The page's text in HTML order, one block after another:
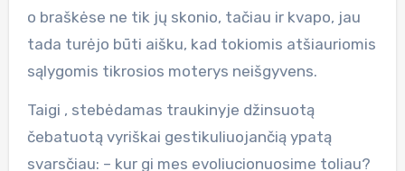
o braškėse ne tik jų skonio, tačiau ir kvapo, jau
tada turėjo būti aišku, kad tokiomis atšiauriomis
sąlygomis tikrosios moterys neišgyvens.
Taigi , stebėdamas traukinyje džinsuotą
čebatuotą vyriškai gestikuliuojančią ypatą
svarsčiau: – kur gi mes evoliucionuosime toliau?